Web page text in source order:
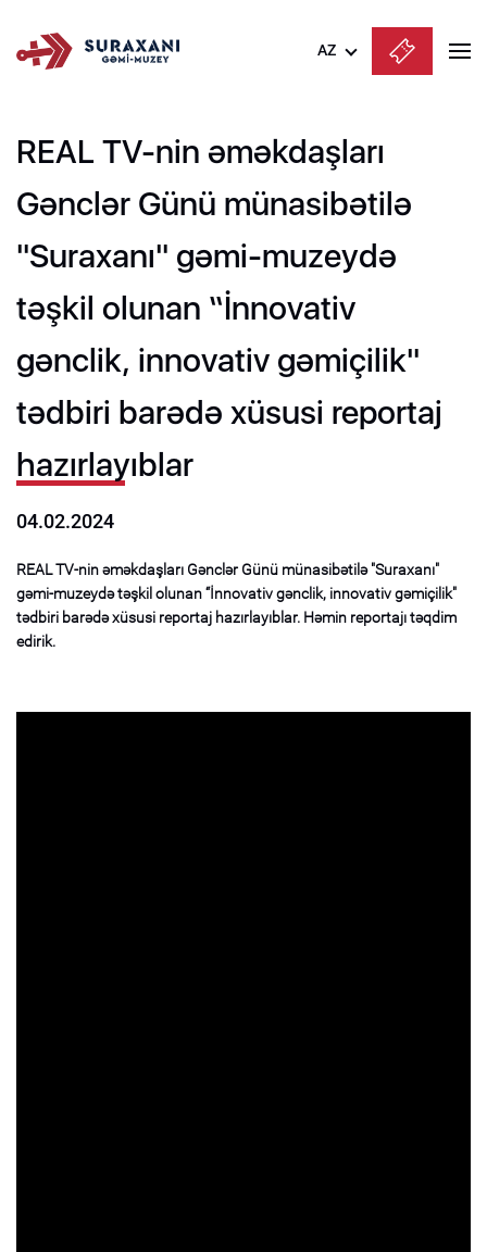
AZ
English
REAL TV-nin əməkdaşları
Gənclər Günü münasibətilə
"Suraxanı" gəmi-muzeydə
təşkil olunan “İnnovativ
gənclik, innovativ gəmiçilik"
tədbiri barədə xüsusi reportaj
hazırlayıblar
04.02.2024
REAL TV-nin əməkdaşları Gənclər Günü münasibətilə "Suraxanı"
gəmi-muzeydə təşkil olunan “İnnovativ gənclik, innovativ gəmiçilik"
tədbiri barədə xüsusi reportaj hazırlayıblar. Həmin reportajı təqdim
edirik.